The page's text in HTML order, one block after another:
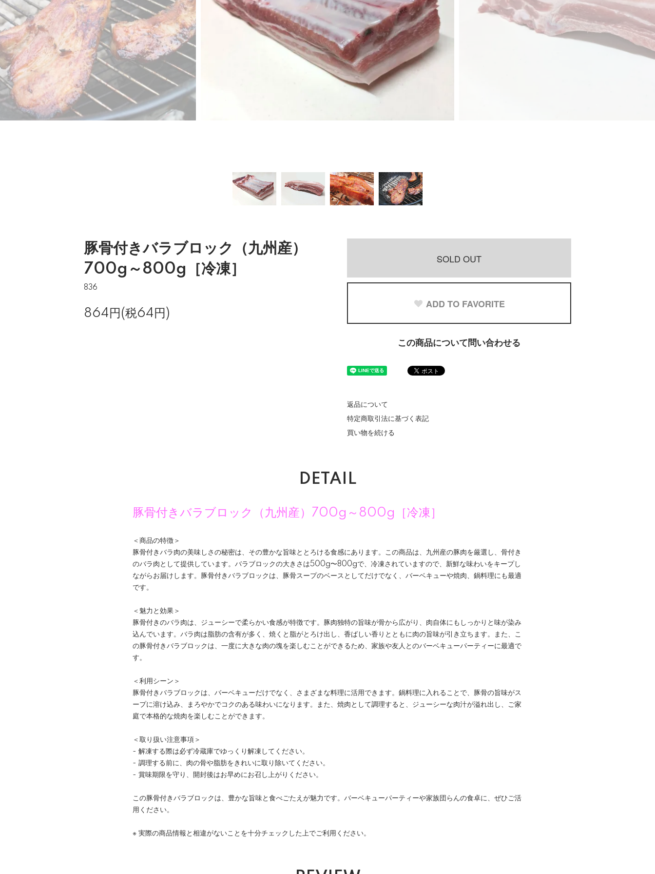
豚骨付きバラブロック（九州産）
700g～800g［冷凍］
836
864円(税64円)
SOLD OUT
ADD TO FAVORITE
この商品について問い合わせる
返品について
特定商取引法に基づく表記
買い物を続ける
DETAIL
豚骨付きバラブロック（九州産）700g～800g［冷凍］
＜商品の特徴＞
豚骨付きバラ肉の美味しさの秘密は、その豊かな旨味ととろける食感にあります。この商品は、九州産の豚肉を厳選し、骨付き
のバラ肉として提供しています。バラブロックの大きさは500g〜800gで、冷凍されていますので、新鮮な味わいをキープし
ながらお届けします。豚骨付きバラブロックは、豚骨スープのベースとしてだけでなく、バーベキューや焼肉、鍋料理にも最適
です。
＜魅力と効果＞
豚骨付きのバラ肉は、ジューシーで柔らかい食感が特徴です。豚肉独特の旨味が骨から広がり、肉自体にもしっかりと味が染み
込んでいます。バラ肉は脂肪の含有が多く、焼くと脂がとろけ出し、香ばしい香りとともに肉の旨味が引き立ちます。また、こ
の豚骨付きバラブロックは、一度に大きな肉の塊を楽しむことができるため、家族や友人とのバーベキューパーティーに最適で
す。
＜利用シーン＞
豚骨付きバラブロックは、バーベキューだけでなく、さまざまな料理に活用できます。鍋料理に入れることで、豚骨の旨味がス
ープに溶け込み、まろやかでコクのある味わいになります。また、焼肉として調理すると、ジューシーな肉汁が溢れ出し、ご家
庭で本格的な焼肉を楽しむことができます。
＜取り扱い注意事項＞
- 解凍する際は必ず冷蔵庫でゆっくり解凍してください。
- 調理する前に、肉の骨や脂肪をきれいに取り除いてください。
- 賞味期限を守り、開封後はお早めにお召し上がりください。
この豚骨付きバラブロックは、豊かな旨味と食べごたえが魅力です。バーベキューパーティーや家族団らんの食卓に、ぜひご活
用ください。
※ 実際の商品情報と相違がないことを十分チェックした上でご利用ください。